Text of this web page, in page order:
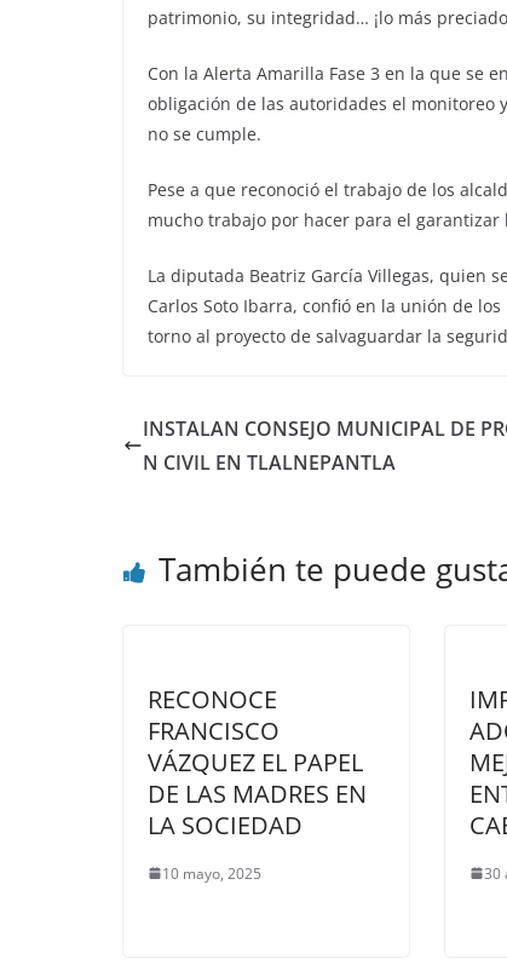
patrimonio, su integridad… ¡lo más
Con la Alerta Amarilla Fase 3 en la que se
obligación de las autoridades el monitoreo
no se cumple.
Pese a que reconoció el trabajo de los
mucho trabajo por hacer para el
La diputada Beatriz García Villegas, quien
Carlos Soto Ibarra, confió en la unión de
torno al proyecto de salvaguardar la
INSTALAN CONSEJO MUNICIPAL DE
N CIVIL EN TLALNEPANTLA
También te puede
RECONOCE
FRANCISCO
VÁZQUEZ EL PAPEL
DE LAS MADRES EN
LA SOCIEDAD
10 mayo, 2025 30